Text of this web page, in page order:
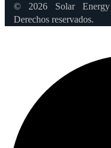
© 2026 Solar Energy
Derechos reservados.